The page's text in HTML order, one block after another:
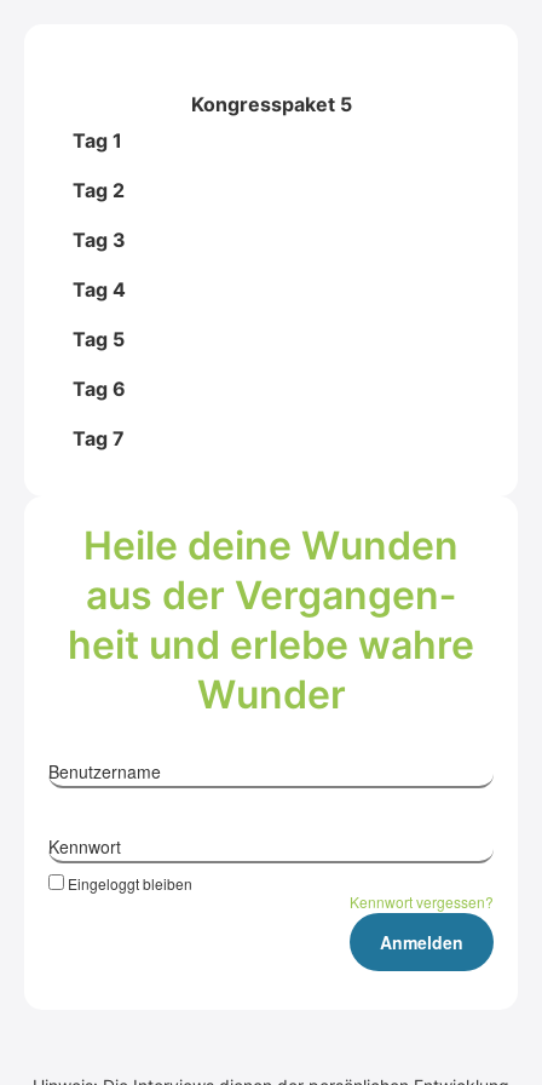
Kongresspaket 5
Tag 1
Tag 2
Tag 3
Tag 4
Tag 5
Tag 6
Tag 7
Hei­le dei­ne Wun­den
aus der Ver­gan­gen­
heit und erle­be wah­re
Wun­der
Benutzername
Kennwort
Eingeloggt bleiben
Kennwort vergessen?